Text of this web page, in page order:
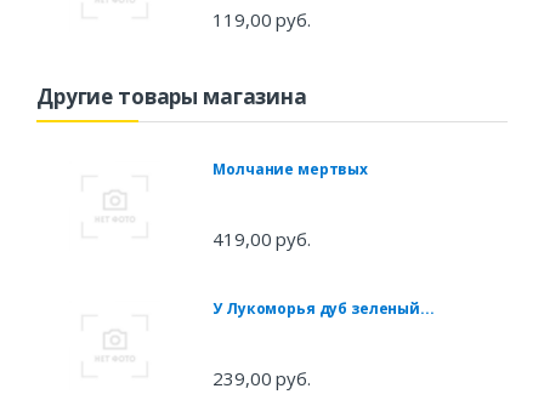
119,00 руб.
Другие товары магазина
Молчание мертвых
419,00 руб.
У Лукоморья дуб зеленый...
239,00 руб.